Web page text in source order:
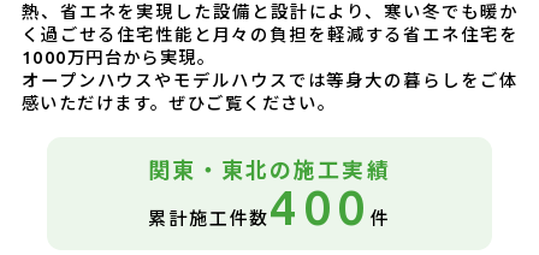
熱、省エネを実現した設備と設計により、寒い冬でも暖か
く過ごせる住宅性能と月々の負担を軽減する省エネ住宅を
1000万円台から実現。
オープンハウスやモデルハウスでは等身大の暮らしをご体
感いただけます。ぜひご覧ください。
関東・東北の施工実績
累計施工件数400 件